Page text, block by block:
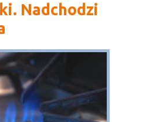
Nadchodzi